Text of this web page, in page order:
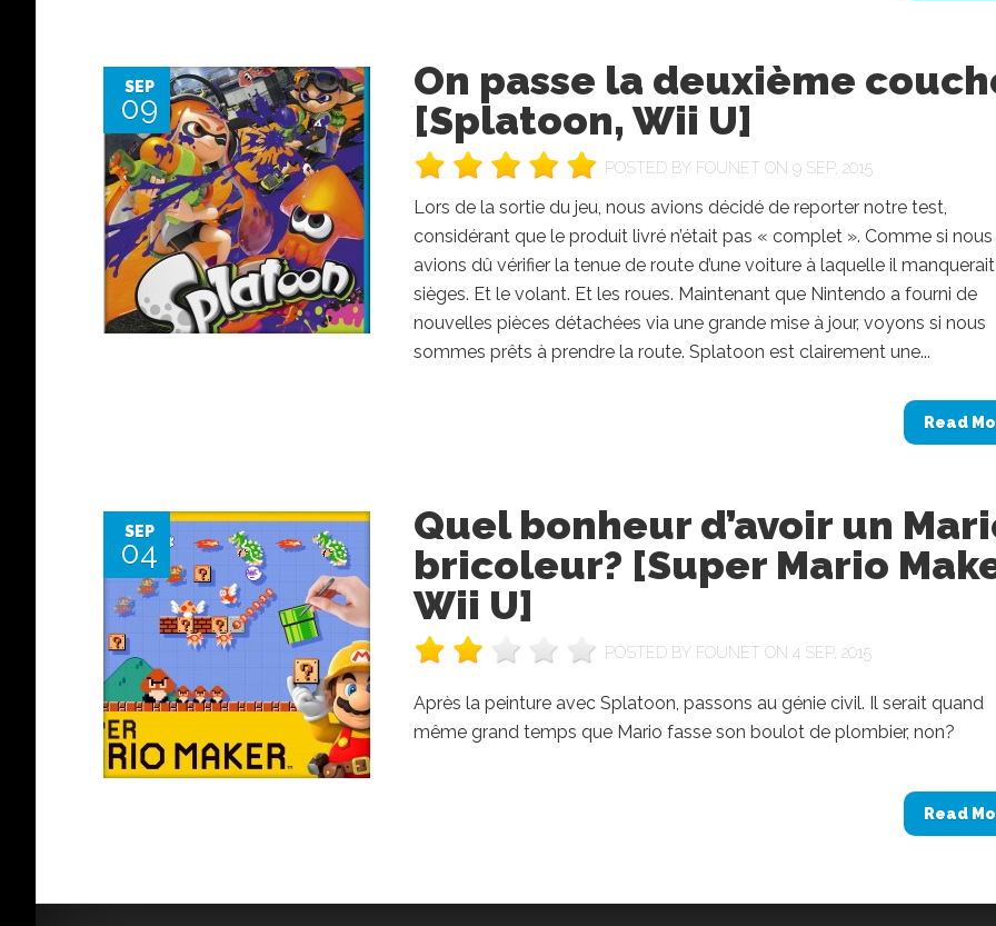
SEP
09
On passe la deuxième
[Splatoon, Wii U]
POSTED BY FOUNET ON 9 SEP, 2015
Lors de la sortie du jeu, nous avions décidé de reporter notre test,
considérant que le produit livré n’était pas « complet ». Comme si nous
avions dû vérifier la tenue de route d’une voiture à laquelle il
sièges. Et le volant. Et les roues. Maintenant que Nintendo a fourni de
nouvelles pièces détachées via une grande mise à jour, voyons si nous
sommes prêts à prendre la route. Splatoon est clairement une...
Read
SEP
04
Quel bonheur d’avoir un
bricoleur? [Super Mario
Wii U]
POSTED BY FOUNET ON 4 SEP, 2015
Après la peinture avec Splatoon, passons au génie civil. Il serait quand
même grand temps que Mario fasse son boulot de plombier, non?
Read